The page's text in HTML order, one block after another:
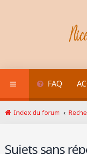
FAQ
Index du forum
Sujets sans